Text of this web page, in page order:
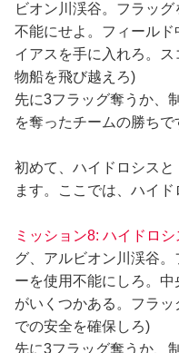
ビオン川渓谷。フラッ
不能にせよ。フィール
イアスを手に入れろ。
物船を飛び越えろ)
先に3フラッグ奪うか、
を奪ったチームの勝ちで
初めて、ハイドロシス
ます。ここでは、ハイド
ミッション8: ハイドロシ
グ、アルビオン川渓谷
ーを使用不能にしろ。
がいくつかある。フラ
での安全を確保しろ)
先に3フラッグ奪うか、